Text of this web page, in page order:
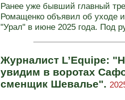
Ранее уже бывший главный
Ромащенко объявил об уходе
"Урал" в июне 2025 года. Под
Журналист L’Equipe:
увидим в воротах
сменщик Шевалье".